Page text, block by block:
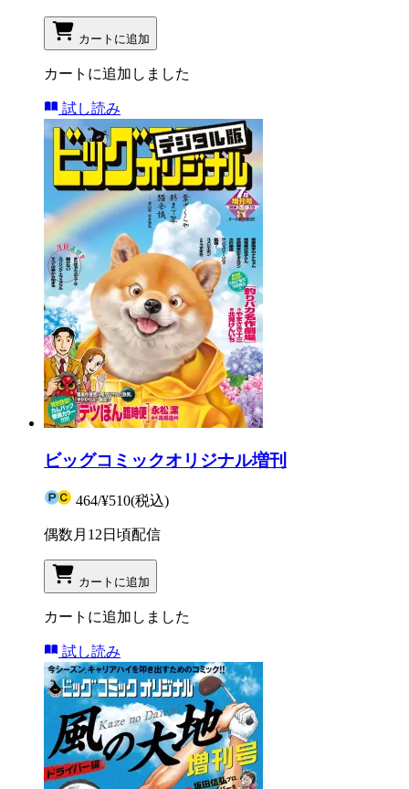
カートに追加
カートに追加しました
試し読み
ビッグコミックオリジナル増刊
464/¥510(税込)
偶数月12日頃配信
カートに追加
カートに追加しました
試し読み